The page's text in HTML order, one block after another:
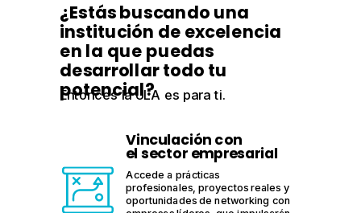
¿Estás buscando una
institución de excelencia
en la que puedas
desarrollar todo tu
potencial?
Entonces la ULA es para ti.
Accede a prácticas
profesionales, proyectos reales y
oportunidades de networking con
Vinculación con
el sector empresarial